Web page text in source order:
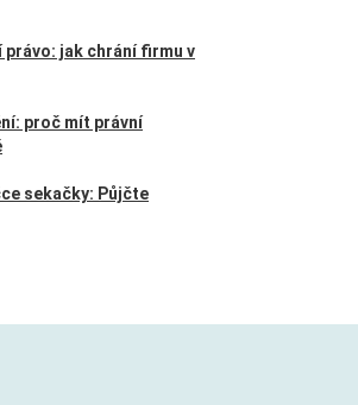
jak chrání firmu v
proč mít právní
sekačky: Půjčte